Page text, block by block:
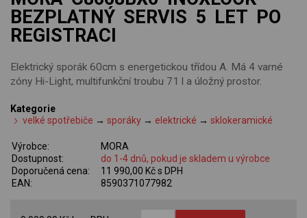
BEZPLATNÝ SERVIS 5 LET PO
REGISTRACI
Elektrický sporák 60cm s energetickou třídou A. Má 4 varné
zóny Hi-Light, multifunkční troubu 71 l a úložný prostor.
Kategorie
velké spotřebiče →sporáky → elektrické →sklokeramické
Výrobce:
MORA
Dostupnost:
do 1-4 dnů, pokud je skladem u výrobce
Doporučená cena:
11 990,00 Kč s DPH
EAN:
8590371077982